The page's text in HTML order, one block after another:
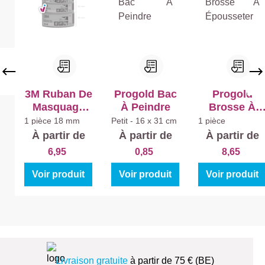
r
Ex
t
3M Ruban De
Masquage
Doré
1 pièce 18 mm
À partir de
6,95
Voir produit
Progold Bac
À Peindre
Petit - 16 x 31 cm
À partir de
0,85
Voir produit
Progold
Brosse À
Épousseter
1 pièce
À partir de
8,65
Voir produit
Livraison gratuiteà partir de 75 € (BE)